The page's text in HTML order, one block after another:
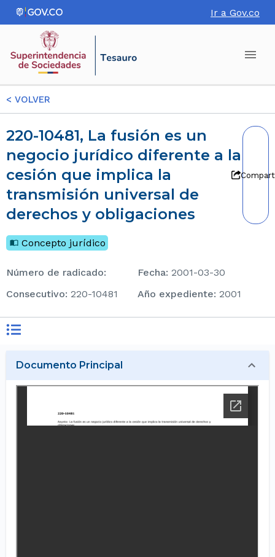
Ir a Gov.co
< VOLVER
220-10481, La fusión es un
negocio jurídico diferente a la
cesión que implica la
transmisión universal de
derechos y obligaciones
Concepto jurídico
Número de radicado: Fecha: 2001-03-30
consecutivo: 220-10481 Año expediente: 2001
Documento Principal